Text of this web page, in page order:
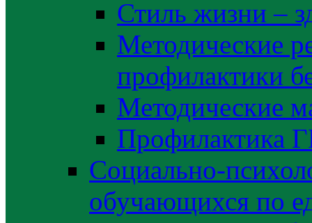
Стиль жизни –
Методические
профилактики
Методические
Социально-
обучающихся по